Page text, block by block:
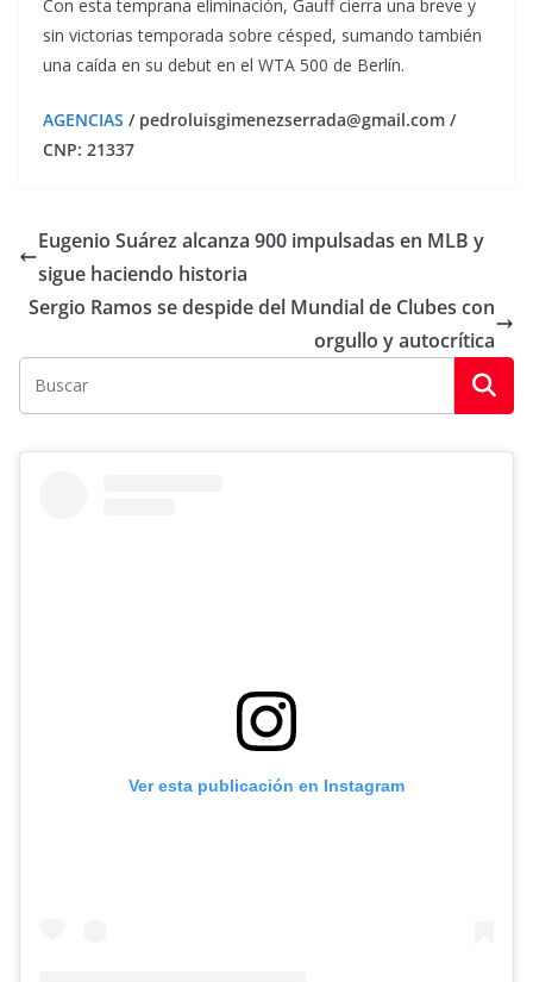
Con esta temprana eliminación, Gauff cierra una breve y
sin victorias temporada sobre césped, sumando también
una caída en su debut en el WTA 500 de Berlín.
AGENCIAS / pedroluisgimenezserrada@gmail.com /
CNP: 21337
Eugenio Suárez alcanza 900 impulsadas en MLB y
sigue haciendo historia
Sergio Ramos se despide del Mundial de Clubes con
orgullo y autocrítica
Ver esta publicación en Instagram